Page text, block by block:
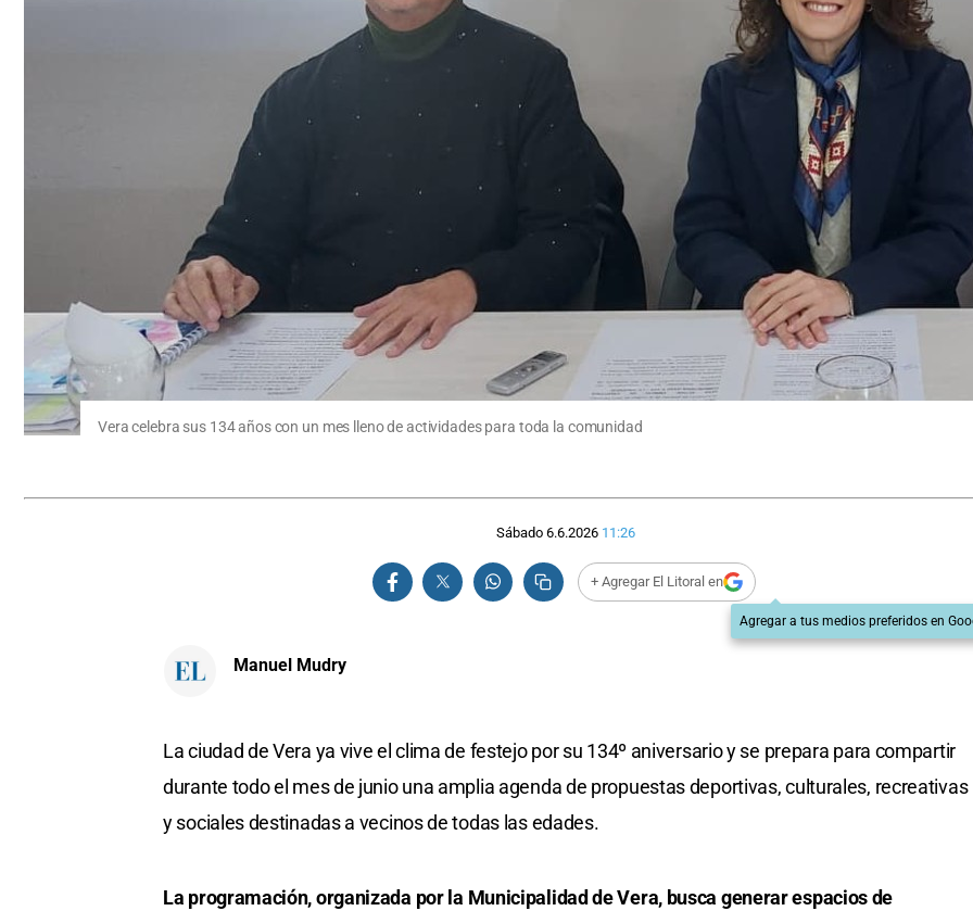
Vera celebra sus 134 años con un mes lleno de actividades para toda la comunidad
Sábado 6.6.2026 11:26
+ Agregar El Litoral en
Agregar a tus medios preferidos en
Manuel Mudry
La ciudad de Vera ya vive el clima de festejo por su 134º aniversario y se prepara para compartir
durante todo el mes de junio una amplia agenda de propuestas deportivas, culturales, recreativas
y sociales destinadas a vecinos de todas las edades.
La programación, organizada por la Municipalidad de Vera, busca generar espacios de